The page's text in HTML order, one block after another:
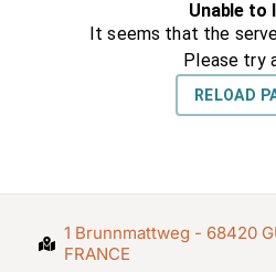
1 Brunnmattweg - 68420
FRANCE